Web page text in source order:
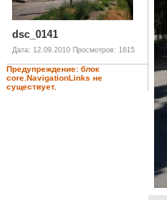
dsc_0141
Дата: 12.09.2010 Просмотров: 1615
Предупреждение: блок
core.NavigationLinks не
существует.